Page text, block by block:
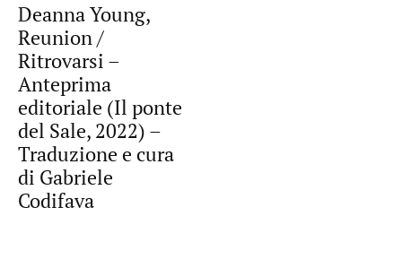
Deanna Young,
Reunion /
Ritrovarsi –
Anteprima
editoriale (Il ponte
del Sale, 2022) –
Traduzione e cura
di Gabriele
Codifava